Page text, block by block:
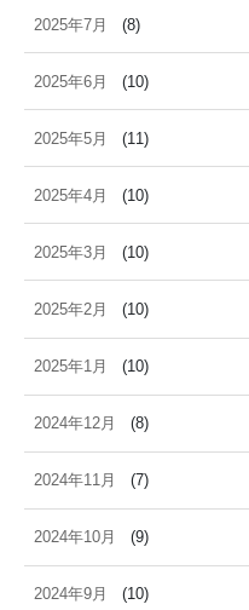
2025年7月 (8)
2025年6月 (10)
2025年5月 (11)
2025年4月 (10)
2025年3月 (10)
2025年2月 (10)
2025年1月 (10)
2024年12月 (8)
2024年11月 (7)
2024年10月 (9)
2024年9月 (10)